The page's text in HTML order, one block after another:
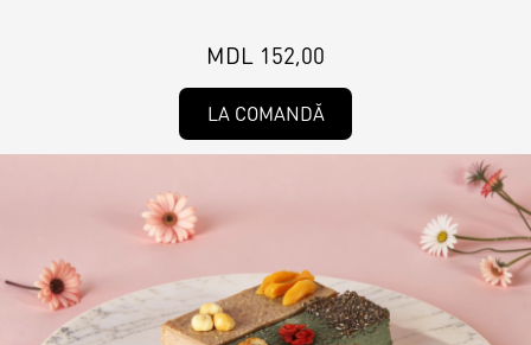
MDL 152,00
LA COMANDĂ